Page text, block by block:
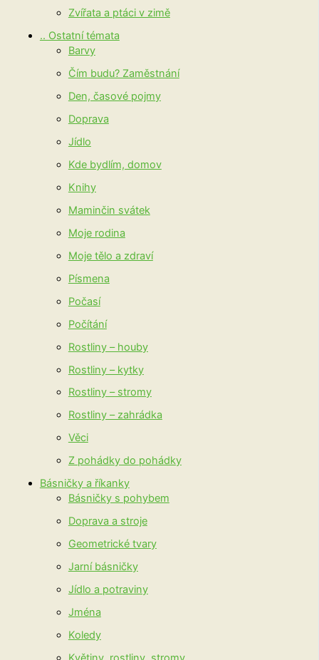
Zvířata a ptáci v zimě
.. Ostatní témata
Barvy
Čím budu? Zaměstnání
Den, časové pojmy
Doprava
Jídlo
Kde bydlím, domov
Knihy
Maminčin svátek
Moje rodina
Moje tělo a zdraví
Písmena
Počasí
Počítání
Rostliny – houby
Rostliny – kytky
Rostliny – stromy
Rostliny – zahrádka
Věci
Z pohádky do pohádky
Básničky a říkanky
Básničky s pohybem
Doprava a stroje
Geometrické tvary
Jarní básničky
Jídlo a potraviny
Jména
Koledy